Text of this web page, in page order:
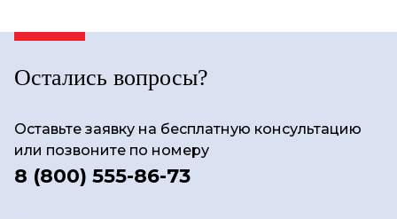
Остались вопросы?
Оставьте заявку на бесплатную консультацию
или позвоните по номеру
8 (800) 555-86-73